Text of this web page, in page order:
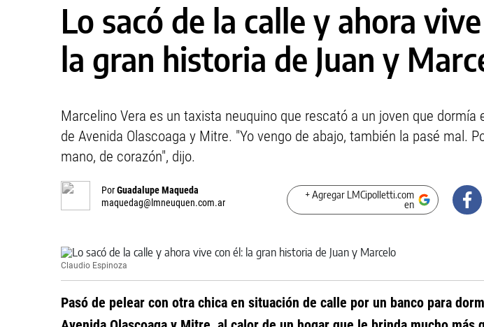
Lo sacó de la calle y ahora
la gran historia de Juan y
Marcelino Vera es un taxista neuquino que rescató a un joven que dormía
de Avenida Olascoaga y Mitre. "Yo vengo de abajo, también la pasé mal.
mano, de corazón", dijo.
PorGuadalupe Maqueda
maquedag@lmneuquen.com.ar
+ Agregar LMCipolletti.com
en
Claudio Espinoza
Pasó de pelear con otra chica en situación de calle por un banco para